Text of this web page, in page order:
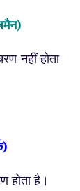
नहीं होता
होता है।